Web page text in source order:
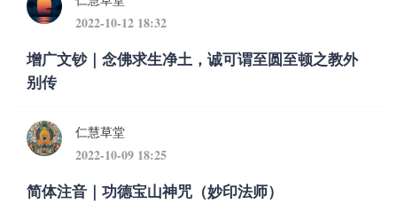
2022-10-12 18:32
增广文钞｜念佛求生净土，诚可谓至圆至顿之教外
别传
仁慧草堂
2022-10-09 18:25
简体注音｜功德宝山神咒（妙印法师）